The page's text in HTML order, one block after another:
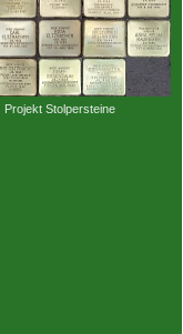
Projekt Stolpersteine